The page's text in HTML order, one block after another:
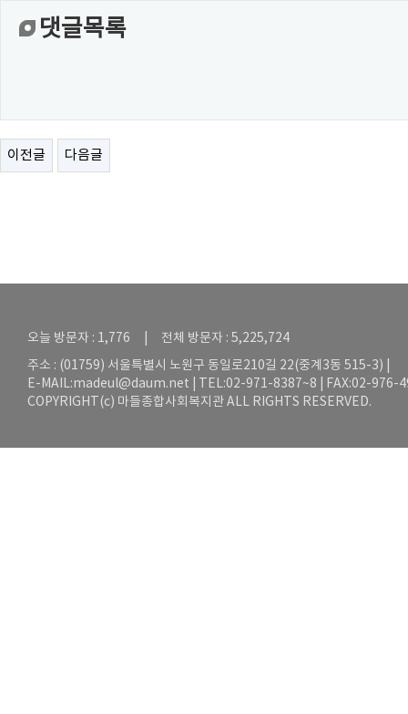
댓글목록
이전글 다음글
오늘 방문자 : 1,776 | 전체 방문자 : 5,225,724
주소 : (01759) 서울특별시 노원구 동일로210길 22(중계3동 515-3) |
E-MAIL:madeul@daum.net | TEL:02-971-8387~8 | FAX:02-976-
COPYRIGHT(c) 마들종합사회복지관 ALL RIGHTS RESERVED.